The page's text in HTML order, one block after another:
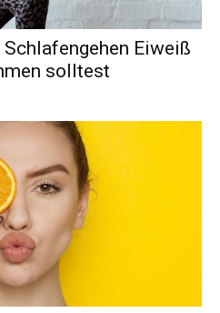
Eiweiß
solltest